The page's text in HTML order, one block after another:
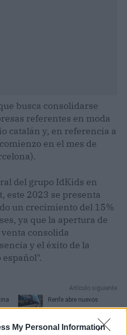
My Personal Information
busca consolidarse
referentes en moda
catalán y, en referencia a
en el mes de
del grupo IdKids en
este 2023 se presenta
un crecimiento del 15%
ya que la apertura de
consolida
y el éxito de la
Artículo siguiente
Renfe abre nuevos
centros de formación de
Zaragoza, Oviedo y